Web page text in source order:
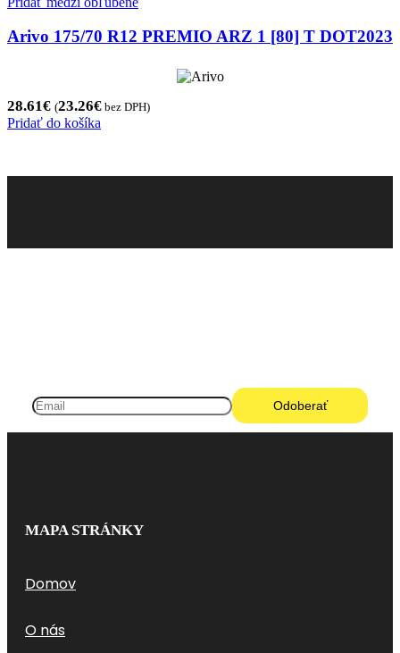
Arivo 175/70 R12 PREMIO ARZ 1 [80] T DOT2023
28.61€ (23.26€ bez DPH)
Pridať do košíka
MAPA STRÁNKY
Domov
O nás